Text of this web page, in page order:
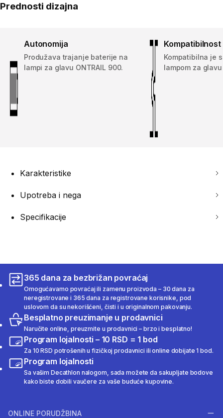
Prednosti dizajna
Autonomija
Produžava trajanje baterije na
lampi za glavu ONTRAIL 900.
Kompatibilnost
Kompatibilna je
lampom za glavu
Karakteristike
Upotreba i nega
Specifikacije
365 dana za bezbrižan povraćaj
Omogućavamo povraćaj ili zamenu proizvoda – 30 dana za
neregistrovane i 365 dana za registrovane korisnike, pod
uslovom da su nekorišćeni, čisti i u originalnom pakovanju.
Besplatno preuzimanje u prodavnici
Naručite online, preuzmite u prodavnici – brzo i besplatno!
Program lojalnosti – 10 RSD = 1 bod
Za 10 RSD potrošenih u fizičkoj prodavnici ili online dobijate 1 bod.
Program lojalnosti
Sa vašim Decathlon nalogom, sada možete da sakupljate bodove
kako biste dobili vaučere za vaše buduće kupovine.
ONLINE PORUDŽBINA